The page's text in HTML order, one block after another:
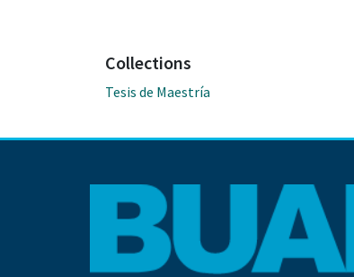
Collections
Tesis de Maestría